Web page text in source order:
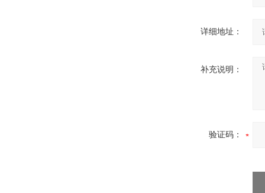
详细地址：
补充说明：
验证码：